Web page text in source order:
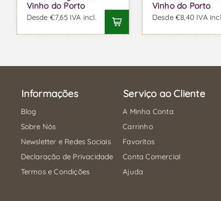
Vinho do Porto
Desde €7,65 IVA incl.
Vinho do Porto
Desde €8,40 IVA
Informações
Blog
Sobre Nós
Newsletter e Redes Sociais
Declaração de Privacidade
Termos e Condições
Serviço ao Cliente
A Minha Conta
Carrinho
Favoritos
Conta Comercial
Ajuda